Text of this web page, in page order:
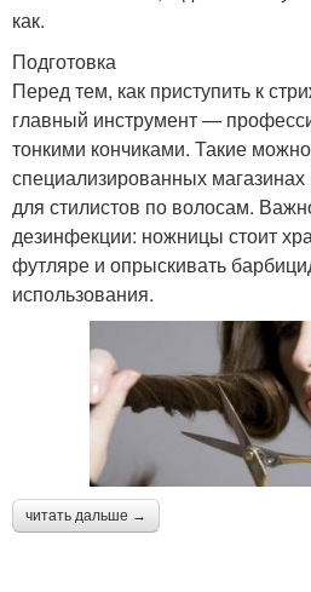
как.
Подготовка
Перед тем, как приступить к
главный инструмент —
тонкими кончиками. Такие
специализированных
для стилистов по волосам.
дезинфекции: ножницы стоит
футляре и опрыскивать
использования.
читать дальше →